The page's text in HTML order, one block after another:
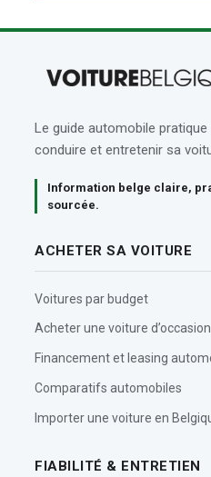
Le guide automobile pratique
conduire et entretenir sa
Information belge claire,
sourcée.
ACHETER SA VOITURE
Voitures par budget
Acheter une voiture d’occasion
Financement et leasing
Comparatifs automobiles
Importer une voiture en
FIABILITÉ & ENTRETIEN